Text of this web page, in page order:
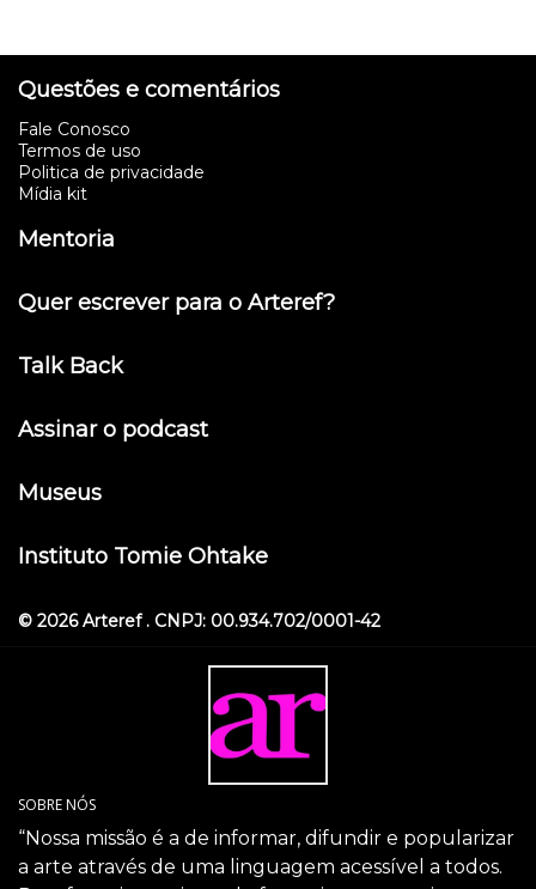
Questões e comentários
Fale Conosco
Termos de uso
Politica de privacidade
Mídia kit
Mentoria
Quer escrever para o Arteref?
Talk Back
Assinar o podcast
Museus
Instituto Tomie Ohtake
© 2026 Arteref . CNPJ: 00.934.702/0001-42
SOBRE NÓS
“Nossa missão é a de informar, difundir e popularizar
a arte através de uma linguagem acessível a todos.